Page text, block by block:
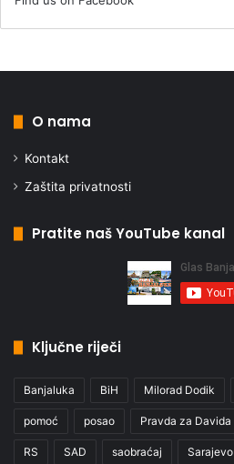
O nama
Kontakt
Zaštita privatnosti
Pratite naš YouTube kanal
Ključne riječi
Banjaluka BiH Milorad Dodik
pomoć posao Pravda za Davida
RS SAD saobraćaj Sarajevo